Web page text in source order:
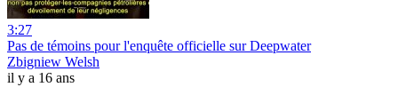
3:27
Pas de témoins pour l'enquête officielle sur Deepwater
Zbigniew Welsh
il y a 16 ans